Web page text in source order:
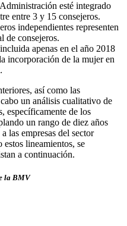
esté integrado
entre 3 y 15 consejeros.
independientes representen
de consejeros.
apenas en el año 2018
incorporación de la mujer en
así como las
un análisis cualitativo de
específicamente de los
un rango de diez años
las empresas del sector
lineamientos, se
a continuación.
la BMV